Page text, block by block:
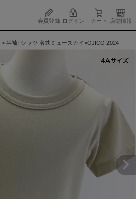
会員登録 ログイン カート 店舗情報
半袖Tシャツ 名鉄ミュースカイ×OJICO 2024